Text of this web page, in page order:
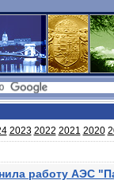
2023 2022 2021 2020
работу АЭС